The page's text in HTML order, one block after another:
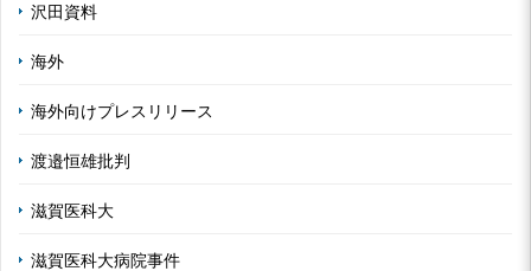
沢田資料
海外
海外向けプレスリリース
渡邉恒雄批判
滋賀医科大
滋賀医科大病院事件